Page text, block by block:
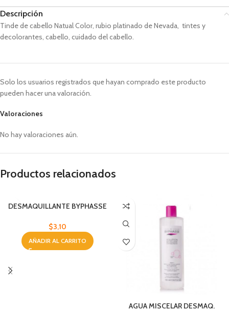
Descripción
Tinde de cabello Natual Color, rubio platinado de Nevada, tintes y
decolorantes, cabello, cuidado del cabello.
Valoraciones
No hay valoraciones aún.
Solo los usuarios registrados que hayan comprado este producto
pueden hacer una valoración.
Productos relacionados
DESMAQUILLANTE BYPHASSE
$3,10
AÑADIR AL CARRITO
AGUA MISCELAR DESMAQ.